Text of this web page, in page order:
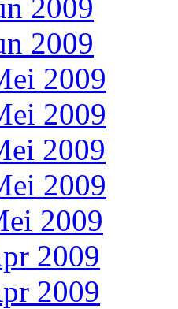
2009
2009
2009
2009
2009
2009
2009
2009
2009